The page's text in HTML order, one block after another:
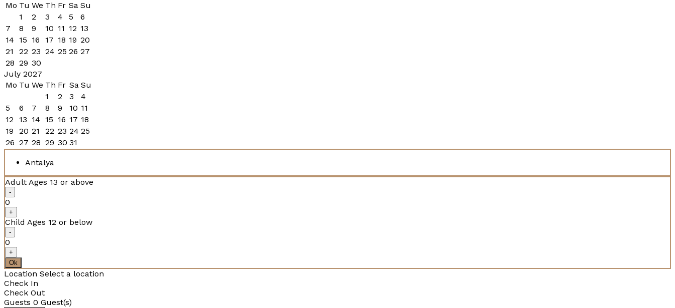
Mo Tu We Th Fr Sa Su
1
2 3 4 5
6
7
8 9 10 11 12 13
14
15 16 17 18 19 20
21
22 23 24 25 26 27
28 29 30
July 2027
Mo Tu We Th Fr Sa Su
1
2 3
4
5
6 7 8 9 10 11
12
13 14 15 16 17 18
19
20 21 22 23 24 25
26 27 28 29 30 31
Antalya
Adult Ages 13 or above
-
0
+
Child Ages 12 or below
-
0
+
Ok
Location Select a location
Check In
Check Out
Guests 0 Guest(s)